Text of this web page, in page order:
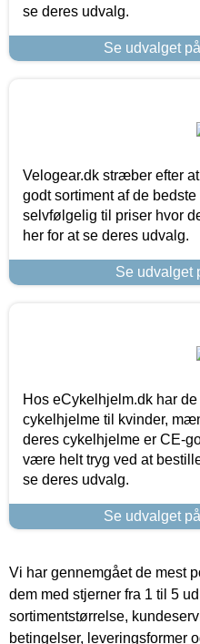
se deres udvalg.
Se udvalget
Velogear.dk stræber efter
godt sortiment af de
selvfølgelig til priser hvor
her for at se deres udvalg.
Se udvalget
Hos eCykelhjelm.dk har
cykelhjelme til kvinder,
deres cykelhjelme er CE-
være helt tryg ved at
se deres udvalg.
Se udvalget
Vi har gennemgået de mest
dem med stjerner fra 1 til 5
sortimentstørrelse,
betingelser, leveringsformer